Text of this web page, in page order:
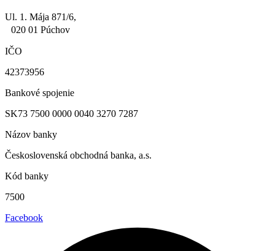
Ul. 1. Mája 871/6,
020 01 Púchov
IČO
42373956
Bankové spojenie
SK73 7500 0000 0040 3270 7287
Názov banky
Československá obchodná banka, a.s.
Kód banky
7500
Facebook